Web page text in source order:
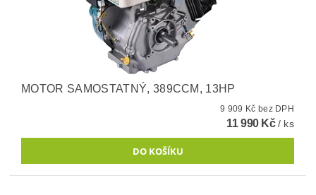
MOTOR SAMOSTATNÝ, 389CCM, 13HP
9 909 Kč bez DPH
11 990 Kč/ ks